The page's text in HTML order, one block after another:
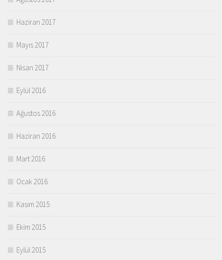
Haziran 2017
Mayıs 2017
Nisan 2017
Eylül 2016
Ağustos 2016
Haziran 2016
Mart 2016
Ocak 2016
Kasım 2015
Ekim 2015
Eylül 2015